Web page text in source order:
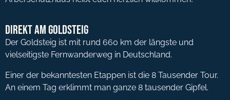
Direkt am Goldsteig
Der Goldsteig ist mit rund 660 km der längste und
vielseitigste Fernwanderweg in Deutschland.
Einer der bekanntesten Etappen ist die 8 Tausender Tour.
An einem Tag erklimmt man ganze 8 tausender Gipfel.